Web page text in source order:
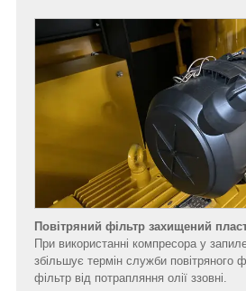
Повітряний фільтр захищений
При використанні компресора у
збільшує термін служби повітряного
фільтр від потрапляння олії ззовні.